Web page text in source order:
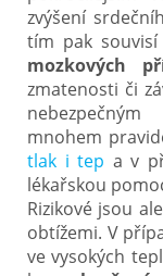
zvýšení
tím pak souvisí
mozkových
zmatenosti či
mnohem
tlak i tep a v
lékařskou
Rizikové jsou
obtížemi. V
ve vysokých